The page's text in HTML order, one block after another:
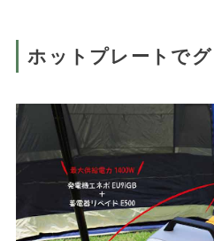
ホットプレートで